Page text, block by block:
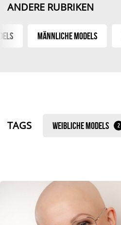
ANDERE RUBRIKEN
Männliche Models
TAGS Weibliche Models 2